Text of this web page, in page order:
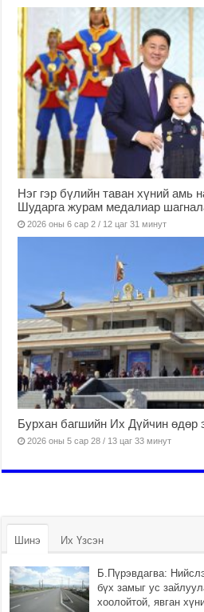
Нэг гэр бүлийн таван хүний амь
Шударга журам медалиар
2026 оны 6 сар 2 / 12 цаг 31 минут
Бурхан багшийн Их Дүйчин өдөр
2026 оны 5 сар 28 / 13 цаг 33 минут
Шинэ Их Үзсэн
Б.Пүрэвдагва:
бүх замыг ус
хоолойтой, явган